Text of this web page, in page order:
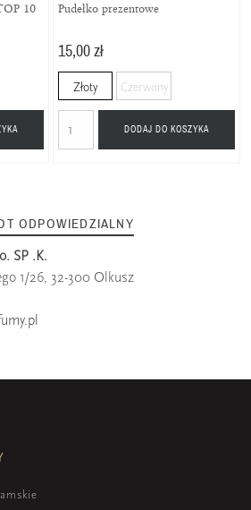
10
Pudełko prezentowe
15,00 zł
Złoty Czerwony
DODAJ DO KOSZYKA
ODPOWIEDZIALNY
SP .K.
1/26, 32-300 Olkusz